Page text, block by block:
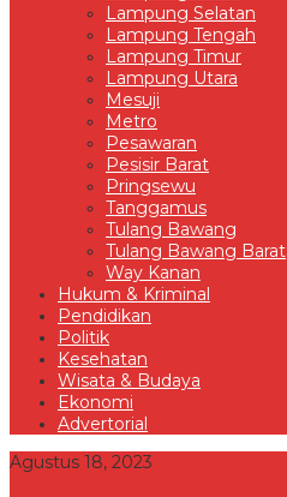
Lampung Selatan
Lampung Tengah
Lampung Timur
Lampung Utara
Mesuji
Metro
Pesawaran
Pesisir Barat
Pringsewu
Tanggamus
Tulang Bawang
Tulang Bawang Barat
Way Kanan
Hukum & Kriminal
Pendidikan
Politik
Kesehatan
Wisata & Budaya
Ekonomi
Advertorial
Agustus 18, 2023